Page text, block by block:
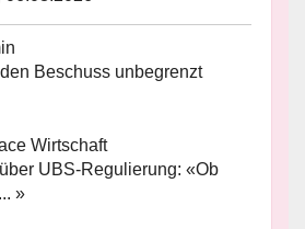
Beschuss unbegrenzt
UBS-Regulierung: «Ob
»